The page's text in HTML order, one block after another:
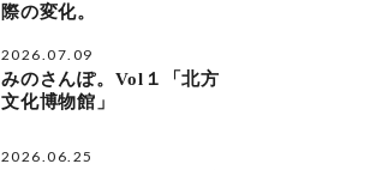
際の変化。
2026.07.09
みのさんぽ。Vol１「北方
文化博物館」
2026.06.25